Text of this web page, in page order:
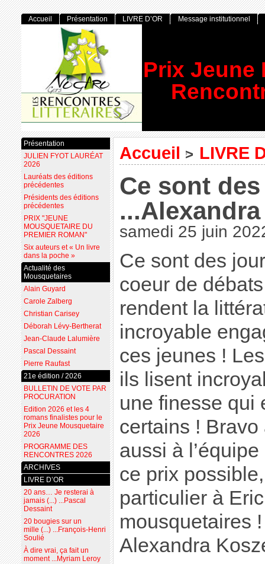
Prix Jeune
Accueil > LIVRE
Ce sont
samedi 25 juin
Ce sont des
coeur de
rendent la
incroyable
ces jeunes !
ils lisent
une finesse qui
certains !
aussi à
ce prix
particulier à
mousquetaires !
Alexandra
Accueil Présentation LIVRE D’OR Message institutionnel
Présentation
JULIEN FYOT LAURÉAT
2026
Lauréats des éditions
précédentes
Présidents des éditions
précédentes
PRIX "JEUNE
MOUSQUETAIRE DU
PREMIER ROMAN"
Six auteurs et « Un livre
dans la poche »
Actualité des
Mousquetaires
Alain Guyard
Carole Zalberg
Christian Carisey
Déborah Lévy-Bertherat
Jean-Claude Lalumière
Pascal Dessaint
Pierre Raufast
21e édition / 2026
BULLETIN DE VOTE PAR
PROCURATION
Edition 2026 et les 4
romans finalistes pour le
Prix Jeune Mousquetaire
2026
PROGRAMME DES
RENCONTRES 2026
ARCHIVES
LIVRE D’OR
20 ans… Je resterai à
jamais (...) ...Pascal
Dessaint
20 bougies sur un
mille (...) ...François-Henri
Soulié
À dire vrai, ça fait un
moment ...Myriam Leroy